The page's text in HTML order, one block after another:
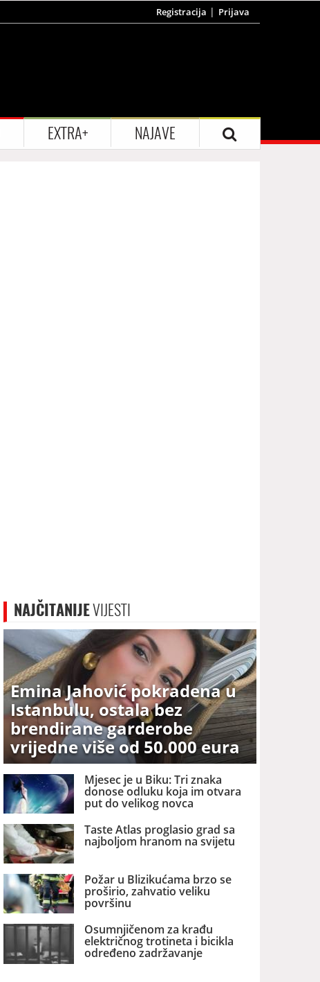
Registracija Prijava
EXTRA+ NAJAVE
NAJČITANIJEVIJESTI
Emina Jahović pokradena u
Istanbulu, ostala bez
brendirane garderobe
vrijedne više od 50.000 eura
Mjesec je u Biku: Tri znaka
donose odluku koja im otvara
put do velikog novca
Taste Atlas proglasio grad sa
najboljom hranom na svijetu
Požar u Blizikućama brzo se
proširio, zahvatio veliku
površinu
Osumnjičenom za krađu
električnog trotineta i bicikla
određeno zadržavanje